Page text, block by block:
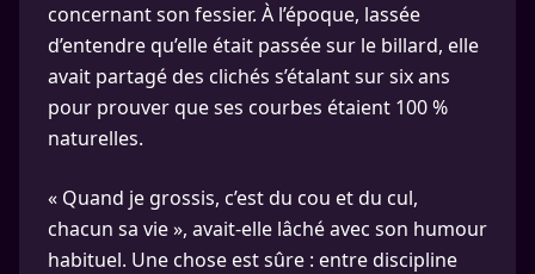
concernant son fessier. À l’époque, lassée
d’entendre qu’elle était passée sur le billard, elle
avait partagé des clichés s’étalant sur six ans
pour prouver que ses courbes étaient 100 %
naturelles.
« Quand je grossis, c’est du cou et du cul,
chacun sa vie », avait-elle lâché avec son humour
habituel. Une chose est sûre : entre discipline